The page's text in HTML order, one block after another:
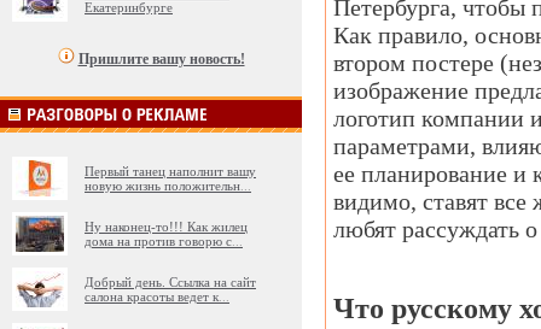
Екатеринбурге
Пришлите вашу новость!
Первый танец наполнит вашу
новую жизнь положительн
Ну наконец-то!!! Как жилец
дома на против говорю с
Добрый день. Ссылка на сайт
салона красоты ведет к
Петербурга, чтобы
Как правило,
втором постере
изображение
логотип компании
параметрами,
ее планирование и
видимо, ставят
любят рассуждать о
Что русскому